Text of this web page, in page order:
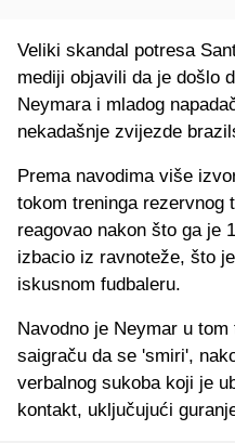
Veliki skandal potresa
mediji objavili da je došlo
Neymara i mladog
nekadašnje zvijezde
Prema navodima više
tokom treninga rezervnog
reagovao nakon što ga je
izbacio iz ravnoteže, što
iskusnom fudbaleru.
Navodno je Neymar u
saigraču da se 'smiri',
verbalnog sukoba koji je
kontakt, uključujući